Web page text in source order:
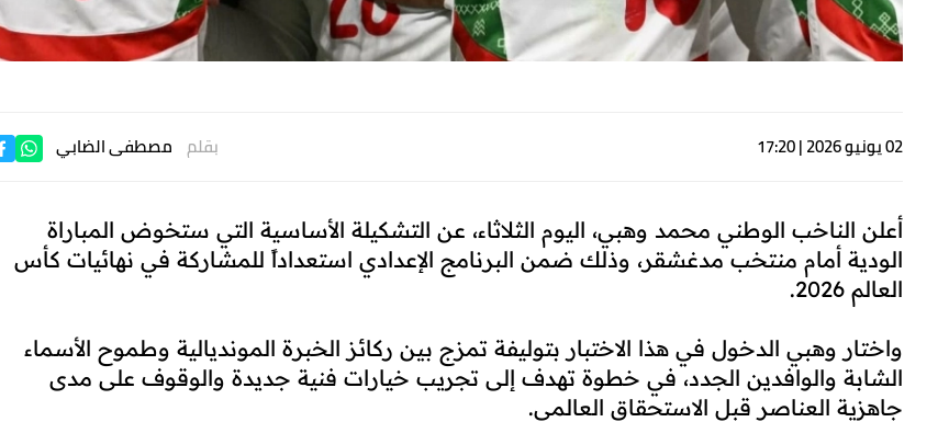
02 يونيو 2026 | 17:20 بقلم مصطفى الضابي
أعلن الناخب الوطني محمد وهبي، اليوم الثلاثاء، عن التشكيلة الأساسية التي ستخوض المباراة
الودية أمام منتخب مدغشقر، وذلك ضمن البرنامج الإعدادي استعداداً للمشاركة في نهائيات كأس
العالم 2026.
واختار وهبي الدخول في هذا الاختبار بتوليفة تمزج بين ركائز الخبرة المونديالية وطموح الأسماء
الشابة والوافدين الجدد، في خطوة تهدف إلى تجريب خيارات فنية جديدة والوقوف على مدى
جاهزية العناصر قبل الاستحقاق العالمي.